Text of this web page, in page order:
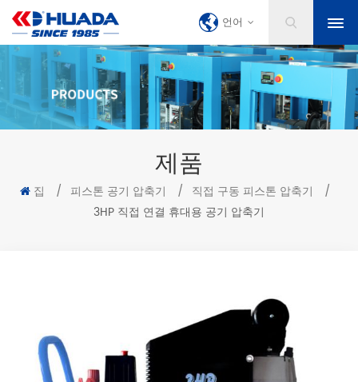
언어
제품
집 / 피스톤 공기 압축기 / 직접 구동 피스톤 압축기
/
3HP 직접 연결 휴대용 공기 압축기